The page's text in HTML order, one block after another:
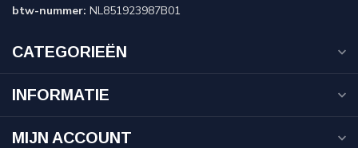
btw-nummer: NL851923987B01
CATEGORIEËN
INFORMATIE
MIJN ACCOUNT